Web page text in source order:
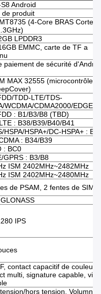
Android
de produit
(4-Core BRAS Cortex-
LPDDR3
EMMC, carte de TF a
paiement de sécurité
MAX 32555
TDD-LTE/TDS-
WCDMA/CDMA2000/EDGE/
: B1/B3/B8 (TBD)
: B38/B39/B40/B41
HSPA/HSPA+/DC-HSPA+ :
: B34/B39
: BC0
GPRS : B3/B8
ISM 2402MHz~2482MHz
ISM 2402MHz~2480MHz
de PSAM, 2 fentes de SIM
IPS
contact capacitif de couleur,
multi, signature capable,
hors tension, Volumn,